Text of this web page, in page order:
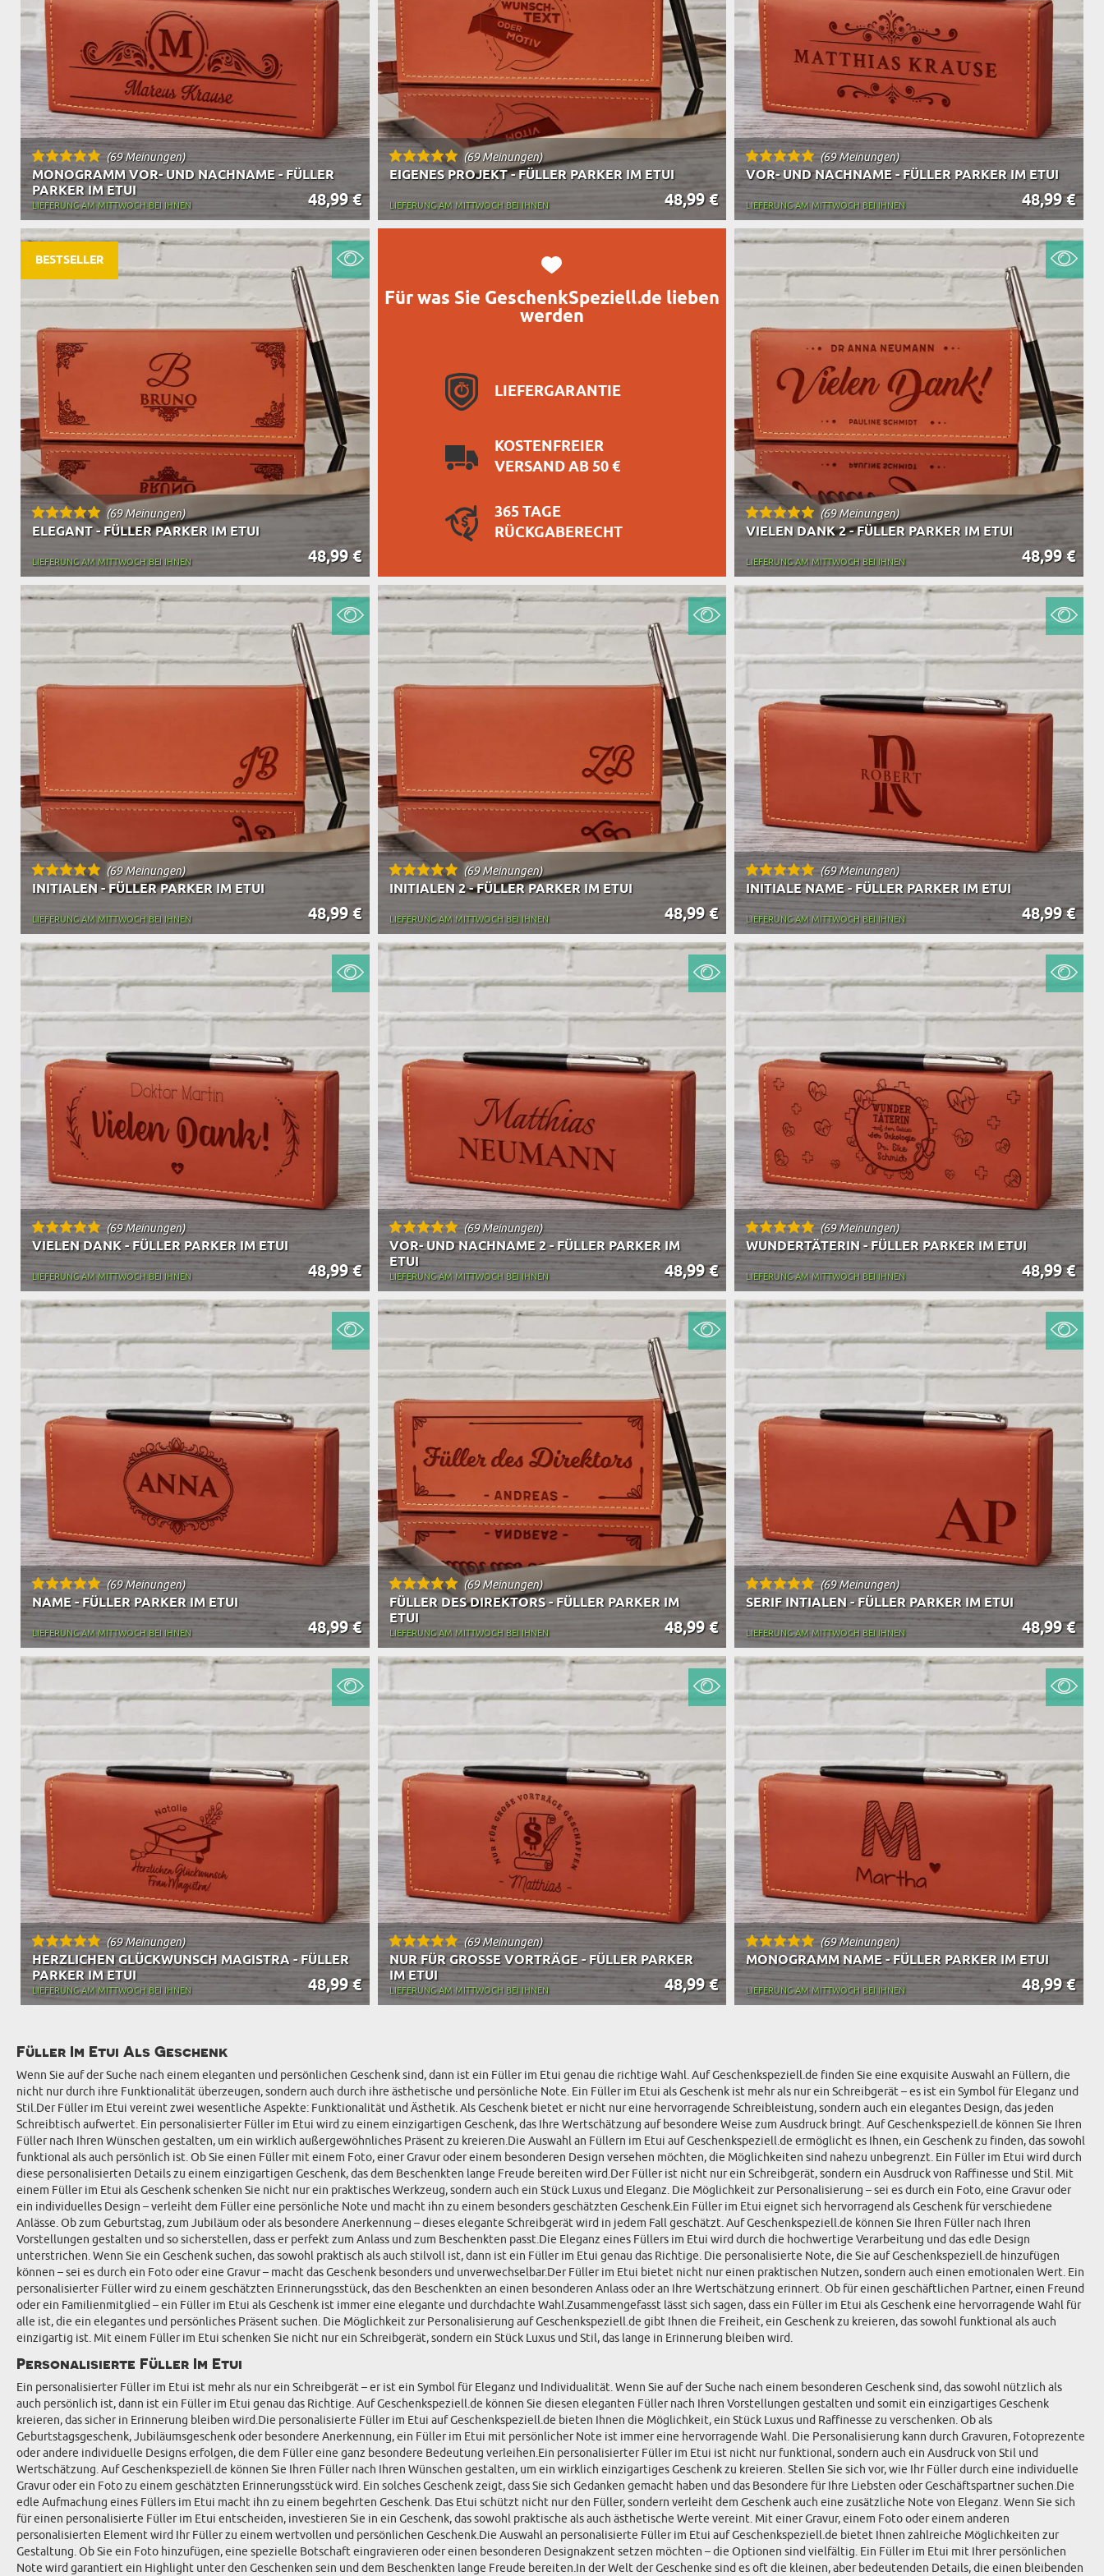
GESCHENKE FÜR SCHWIEGERELTERNART DES GESCHENKS
TASSE MIT UNTERSETZER
(69 Meinungen)
MONOGRAMM VOR- UND NACHNAME - FÜLLER
PARKER IM ETUI
48,99 €
LIEFERUNG AM MITTWOCH BEI IHNEN
(69 Meinungen)
EIGENES PROJEKT - FÜLLER PARKER IM ETUI
48,99 €
LIEFERUNG AM MITTWOCH BEI IHNEN
Für was Sie GeschenkSpeziell.de lieben
werden
LIEFERGARANTIE
KOSTENFREIER
VERSAND AB 50 €
365 TAGE
RÜCKGABERECHT
(69 Meinungen)
VOR- UND NACHNAME - FÜLLER PARKER IM ETUI
48,99 €
LIEFERUNG AM MITTWOCH BEI IHNEN
(69 Meinungen)
ELEGANT - FÜLLER PARKER IM ETUI
48,99 €
LIEFERUNG AM MITTWOCH BEI IHNEN
BESTSELLER
(69 Meinungen)
VIELEN DANK 2 - FÜLLER PARKER IM ETUI
48,99 €
LIEFERUNG AM MITTWOCH BEI IHNEN
(69 Meinungen)
INITIALEN - FÜLLER PARKER IM ETUI
48,99 €
LIEFERUNG AM MITTWOCH BEI IHNEN
(69 Meinungen)
INITIALEN 2 - FÜLLER PARKER IM ETUI
48,99 €
LIEFERUNG AM MITTWOCH BEI IHNEN
(69 Meinungen)
VOR- UND NACHNAME 2 - FÜLLER PARKER IM
ETUI
48,99 €
LIEFERUNG AM MITTWOCH BEI IHNEN
(69 Meinungen)
INITIALE NAME - FÜLLER PARKER IM ETUI
48,99 €
LIEFERUNG AM MITTWOCH BEI IHNEN
(69 Meinungen)
VIELEN DANK - FÜLLER PARKER IM ETUI
48,99 €
LIEFERUNG AM MITTWOCH BEI IHNEN
(69 Meinungen)
WUNDERTÄTERIN - FÜLLER PARKER IM ETUI
48,99 €
LIEFERUNG AM MITTWOCH BEI IHNEN
(69 Meinungen)
NAME - FÜLLER PARKER IM ETUI
48,99 €
LIEFERUNG AM MITTWOCH BEI IHNEN
(69 Meinungen)
FÜLLER DES DIREKTORS - FÜLLER PARKER IM
ETUI
48,99 €
LIEFERUNG AM MITTWOCH BEI IHNEN
(69 Meinungen)
NUR FÜR GROSSE VORTRÄGE - FÜLLER PARKER I
M ETUI
48,99 €
LIEFERUNG AM MITTWOCH BEI IHNEN
(69 Meinungen)
SERIF INTIALEN - FÜLLER PARKER IM ETUI
48,99 €
LIEFERUNG AM MITTWOCH BEI IHNEN
(69 Meinungen)
HERZLICHEN GLÜCKWUNSCH MAGISTRA - FÜLLER
PARKER IM ETUI
48,99 €
LIEFERUNG AM MITTWOCH BEI IHNEN
(69 Meinungen)
MONOGRAMM NAME - FÜLLER PARKER IM ETUI
48,99 €
LIEFERUNG AM MITTWOCH BEI IHNEN
Füller Im Etui Als Geschenk
Wenn Sie auf der Suche nach einem eleganten und persönlichen Geschenk sind, dann ist ein Füller im Etui genau die richtige Wahl. Auf Geschenkspeziell.de finden Sie eine exquisite Auswahl an Füllern, die
nicht nur durch ihre Funktionalität überzeugen, sondern auch durch ihre ästhetische und persönliche Note. Ein Füller im Etui als Geschenk ist mehr als nur ein Schreibgerät – es ist ein Symbol für Eleganz und
Stil.Der Füller im Etui vereint zwei wesentliche Aspekte: Funktionalität und Ästhetik. Als Geschenk bietet er nicht nur eine hervorragende Schreibleistung, sondern auch ein elegantes Design, das jeden
Schreibtisch aufwertet. Ein personalisierter Füller im Etui wird zu einem einzigartigen Geschenk, das Ihre Wertschätzung auf besondere Weise zum Ausdruck bringt. Auf Geschenkspeziell.de können Sie Ihren
Füller nach Ihren Wünschen gestalten, um ein wirklich außergewöhnliches Präsent zu kreieren.Die Auswahl an Füllern im Etui auf Geschenkspeziell.de ermöglicht es Ihnen, ein Geschenk zu finden, das sowohl
funktional als auch persönlich ist. Ob Sie einen Füller mit einem Foto, einer Gravur oder einem besonderen Design versehen möchten, die Möglichkeiten sind nahezu unbegrenzt. Ein Füller im Etui wird durch
diese personalisierten Details zu einem einzigartigen Geschenk, das dem Beschenkten lange Freude bereiten wird.Der Füller ist nicht nur ein Schreibgerät, sondern ein Ausdruck von Raffinesse und Stil. Mit
einem Füller im Etui als Geschenk schenken Sie nicht nur ein praktisches Werkzeug, sondern auch ein Stück Luxus und Eleganz. Die Möglichkeit zur Personalisierung – sei es durch ein Foto, eine Gravur oder
ein individuelles Design – verleiht dem Füller eine persönliche Note und macht ihn zu einem besonders geschätzten Geschenk.Ein Füller im Etui eignet sich hervorragend als Geschenk für verschiedene
Anlässe. Ob zum Geburtstag, zum Jubiläum oder als besondere Anerkennung – dieses elegante Schreibgerät wird in jedem Fall geschätzt. Auf Geschenkspeziell.de können Sie Ihren Füller nach Ihren
Vorstellungen gestalten und so sicherstellen, dass er perfekt zum Anlass und zum Beschenkten passt.Die Eleganz eines Füllers im Etui wird durch die hochwertige Verarbeitung und das edle Design
unterstrichen. Wenn Sie ein Geschenk suchen, das sowohl praktisch als auch stilvoll ist, dann ist ein Füller im Etui genau das Richtige. Die personalisierte Note, die Sie auf Geschenkspeziell.de hinzufügen
können – sei es durch ein Foto oder eine Gravur – macht das Geschenk besonders und unverwechselbar.Der Füller im Etui bietet nicht nur einen praktischen Nutzen, sondern auch einen emotionalen Wert. Ein
personalisierter Füller wird zu einem geschätzten Erinnerungsstück, das den Beschenkten an einen besonderen Anlass oder an Ihre Wertschätzung erinnert. Ob für einen geschäftlichen Partner, einen Freund
oder ein Familienmitglied – ein Füller im Etui als Geschenk ist immer eine elegante und durchdachte Wahl.Zusammengefasst lässt sich sagen, dass ein Füller im Etui als Geschenk eine hervorragende Wahl für
alle ist, die ein elegantes und persönliches Präsent suchen. Die Möglichkeit zur Personalisierung auf Geschenkspeziell.de gibt Ihnen die Freiheit, ein Geschenk zu kreieren, das sowohl funktional als auch
einzigartig ist. Mit einem Füller im Etui schenken Sie nicht nur ein Schreibgerät, sondern ein Stück Luxus und Stil, das lange in Erinnerung bleiben wird.
Personalisierte Füller Im Etui
Ein personalisierter Füller im Etui ist mehr als nur ein Schreibgerät – er ist ein Symbol für Eleganz und Individualität. Wenn Sie auf der Suche nach einem besonderen Geschenk sind, das sowohl nützlich als
auch persönlich ist, dann ist ein Füller im Etui genau das Richtige. Auf Geschenkspeziell.de können Sie diesen eleganten Füller nach Ihren Vorstellungen gestalten und somit ein einzigartiges Geschenk
kreieren, das sicher in Erinnerung bleiben wird.Die personalisierte Füller im Etui auf Geschenkspeziell.de bieten Ihnen die Möglichkeit, ein Stück Luxus und Raffinesse zu verschenken. Ob als
Geburtstagsgeschenk, Jubiläumsgeschenk oder besondere Anerkennung, ein Füller im Etui mit persönlicher Note ist immer eine hervorragende Wahl. Die Personalisierung kann durch Gravuren, Fotoprezente
oder andere individuelle Designs erfolgen, die dem Füller eine ganz besondere Bedeutung verleihen.Ein personalisierter Füller im Etui ist nicht nur funktional, sondern auch ein Ausdruck von Stil und
Wertschätzung. Auf Geschenkspeziell.de können Sie Ihren Füller nach Ihren Wünschen gestalten, um ein wirklich einzigartiges Geschenk zu kreieren. Stellen Sie sich vor, wie Ihr Füller durch eine individuelle
Gravur oder ein Foto zu einem geschätzten Erinnerungsstück wird. Ein solches Geschenk zeigt, dass Sie sich Gedanken gemacht haben und das Besondere für Ihre Liebsten oder Geschäftspartner suchen.Die
edle Aufmachung eines Füllers im Etui macht ihn zu einem begehrten Geschenk. Das Etui schützt nicht nur den Füller, sondern verleiht dem Geschenk auch eine zusätzliche Note von Eleganz. Wenn Sie sich
für einen personalisierte Füller im Etui entscheiden, investieren Sie in ein Geschenk, das sowohl praktische als auch ästhetische Werte vereint. Mit einer Gravur, einem Foto oder einem anderen
personalisierten Element wird Ihr Füller zu einem wertvollen und persönlichen Geschenk.Die Auswahl an personalisierte Füller im Etui auf Geschenkspeziell.de bietet Ihnen zahlreiche Möglichkeiten zur
Gestaltung. Ob Sie ein Foto hinzufügen, eine spezielle Botschaft eingravieren oder einen besonderen Designakzent setzen möchten – die Optionen sind vielfältig. Ein Füller im Etui mit Ihrer persönlichen
Note wird garantiert ein Highlight unter den Geschenken sein und dem Beschenkten lange Freude bereiten.In der Welt der Geschenke sind es oft die kleinen, aber bedeutenden Details, die einen bleibenden